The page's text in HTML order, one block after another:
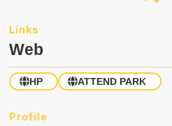
Web
HP ATTEND PARK